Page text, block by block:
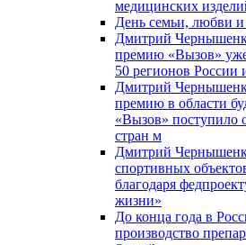
медицинских
День семьи, любви и
Дмитрий
премию «Вызов»
50 регионов России
Дмитрий
премию в области
«Вызов» поступило
стран м
Дмитрий
спортивных
благодаря
жизни»
До конца года в
производство